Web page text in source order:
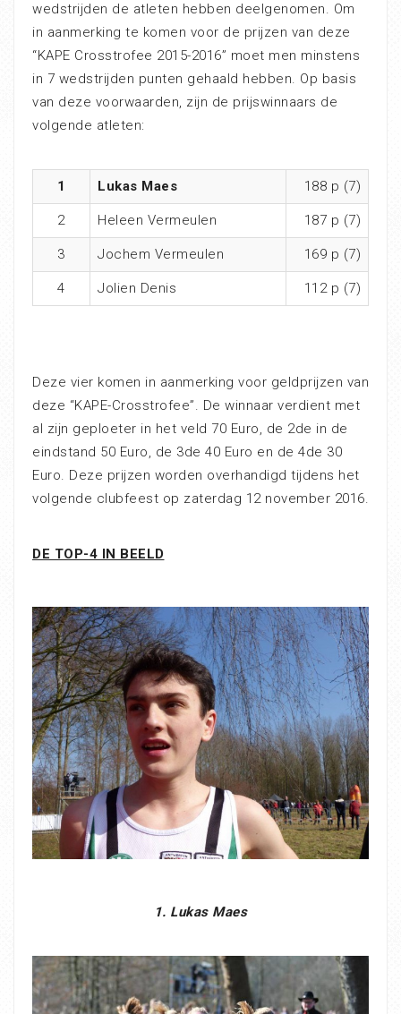
wedstrijden de atleten hebben deelgenomen. Om
in aanmerking te komen voor de prijzen van deze
“KAPE Crosstrofee 2015-2016” moet men minstens
in 7 wedstrijden punten gehaald hebben. Op basis
van deze voorwaarden, zijn de prijswinnaars de
volgende atleten:
1 Lukas Maes 188 p (7)
2 Heleen Vermeulen 187 p (7)
3 Jochem Vermeulen 169 p (7)
4 Jolien Denis 112 p (7)
Deze vier komen in aanmerking voor geldprijzen van
deze “KAPE-Crosstrofee”. De winnaar verdient met
al zijn geploeter in het veld 70 Euro, de 2de in de
eindstand 50 Euro, de 3de 40 Euro en de 4de 30
Euro. Deze prijzen worden overhandigd tijdens het
volgende clubfeest op zaterdag 12 november 2016.
DE TOP-4 IN BEELD
1. Lukas Maes